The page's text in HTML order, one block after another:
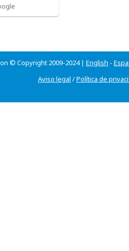
© Copyright 2009-2024 | English -
Aviso legal /Política de